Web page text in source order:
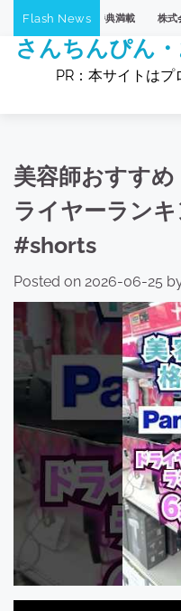
content
Flash News株式会社ＮＴＴぷら
さんちんぴん
PR：本サイトはプ
美容師おすす
ライヤーランキ
#shorts
Posted on 2026-06-25